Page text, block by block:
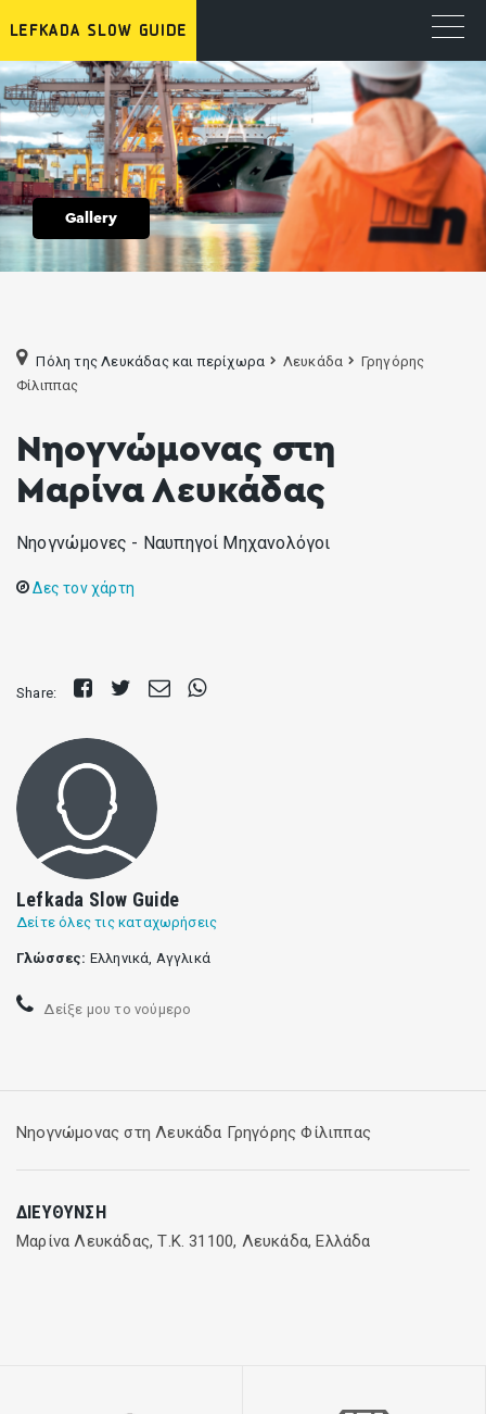
Gallery
Πόλη της Λευκάδας και περίχωρα Λευκάδα
Γρηγόρης
Φίλιππας
Νηογνώμονας στη
Μαρίνα Λευκάδας
Νηογνώμονες - Ναυπηγοί Μηχανολόγοι
Δες τον χάρτη
Share:
Share
Tweet
SendShare
on
Lefkada Slow Guide
Δείτε όλες τις καταχωρήσεις
Γλώσσες: Ελληνικά, Αγγλικά
Δείξε μου το νούμερο
Νηογνώμονας στη Λευκάδα Γρηγόρης Φίλιππας
ΔΙΕΎΘΥΝΣΗ
Μαρίνα Λευκάδας, Τ.Κ. 31100, Λευκάδα, Ελλάδα